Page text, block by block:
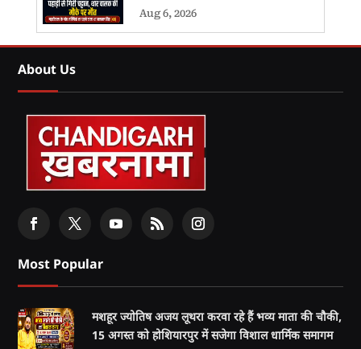
Aug 6, 2026
About Us
Most Popular
मशहूर ज्योतिष अजय लूथरा करवा रहे हैं भव्य माता की चौकी,
15 अगस्त को होशियारपुर में सजेगा विशाल धार्मिक समागम